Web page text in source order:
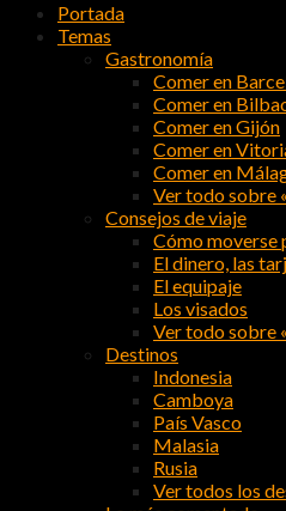
Portada
Temas
Gastronomía
Comer en
Comer en
Comer en Gijón
Comer en
Comer en
Ver todo sobre
Consejos de viaje
Cómo moverse
El dinero, las
El equipaje
Los visados
Ver todo sobre
Destinos
Indonesia
Camboya
País Vasco
Malasia
Rusia
Ver todos los